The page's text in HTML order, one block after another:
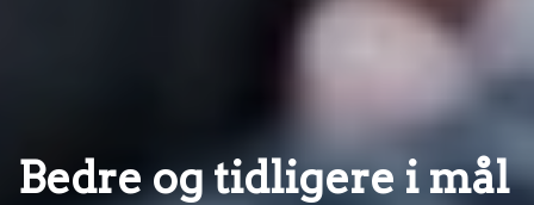
Bedre og tidligere i mål